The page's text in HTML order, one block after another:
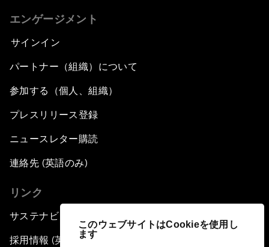
このウェブサイトはCookieを使用し
ます
エンゲージメント
サインイン
パートナー（組織）について
参加する（個人、組織）
プレスリリース登録
ニュースレター購読
連絡先 (英語のみ)
リンク
サステナビリティへの取り組み
採用情報 (英語のみ)